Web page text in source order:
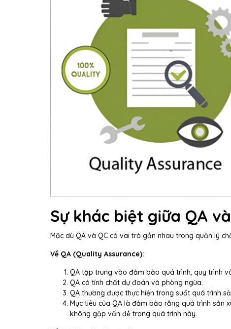
Sự khác biệt giữa QA
Mặc dù QA và QC có vai trò gần nhau trong quản lý
Về QA (Quality Assurance):
QA tập trung vào đảm bảo quá trình, quy trình
QA có tính chất dự đoán và phòng ngừa.
QA thường được thực hiện trong suốt quá trình
Mục tiêu của QA là đảm bảo rằng quá trình sản
không gặp vấn đề trong quá trình này.